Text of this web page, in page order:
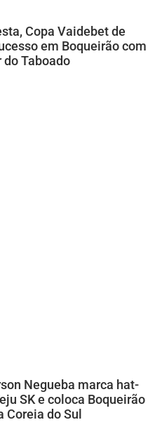
Copa Vaidebet de
em Boqueirão com
Taboado
Negueba marca hat-
SK e coloca Boqueirão
Coreia do Sul